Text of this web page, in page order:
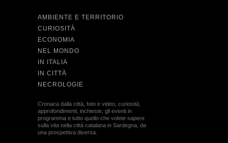
AMBIENTE E TERRITORIO
CURIOSITÀ
ECONOMIA
NEL MONDO
IN ITALIA
IN CITTÀ
NECROLOGIE
Cronaca dalla città, foto e video, curiosità,
approfondimenti, inchieste, gli eventi in
programma e tutto quello che volete sapere
sulla vita nella città catalana in Sardegna, da
una prospettiva diversa.